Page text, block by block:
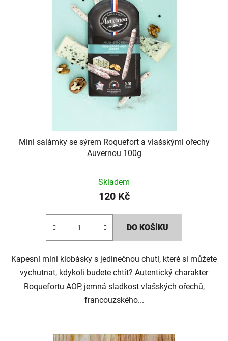
Mini salámky se sýrem Roquefort a vlašskými ořechy
Auvernou 100g
hodnocení
produktu
je
z
5
hvězdiček.
Skladem
120 Kč
DO KOŠÍKU
Kapesní mini klobásky s jedinečnou chutí, které si můžete
vychutnat, kdykoli budete chtít? Autentický charakter
Roquefortu AOP, jemná sladkost vlašských ořechů,
francouzského...